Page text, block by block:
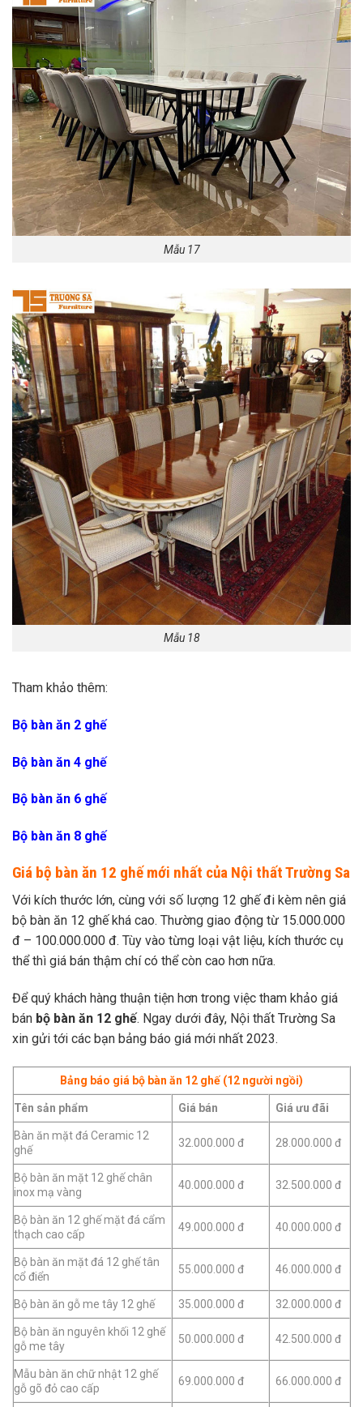
Mẫu 17
Mẫu 18
Tham khảo thêm:
Bộ bàn ăn 2 ghế
Bộ bàn ăn 4 ghế
Bộ bàn ăn 6 ghế
Bộ bàn ăn 8 ghế
Giá bộ bàn ăn 12 ghế mới nhất của Nội thất Trường Sa
Với kích thước lớn, cùng với số lượng 12 ghế đi kèm nên giá
bộ bàn ăn 12 ghế khá cao. Thường giao động từ 15.000.000
đ – 100.000.000 đ. Tùy vào từng loại vật liệu, kích thước cụ
thể thì giá bán thậm chí có thể còn cao hơn nữa.
Để quý khách hàng thuận tiện hơn trong việc tham khảo giá
bán bộ bàn ăn 12 ghế. Ngay dưới đây, Nội thất Trường Sa
xin gửi tới các bạn bảng báo giá mới nhất 2023.
Bảng báo giá bộ bàn ăn 12 ghế (12 người ngồi)
Tên sản phẩm Giá bán Giá ưu đãi
Bàn ăn mặt đá Ceramic 12
ghế
32.000.000 đ 28.000.000 đ
Bộ bàn ăn mặt 12 ghế chân
inox mạ vàng
40.000.000 đ 32.500.000 đ
Bộ bàn ăn 12 ghế mặt đá cẩm
thạch cao cấp
49.000.000 đ 40.000.000 đ
Bộ bàn ăn mặt đá 12 ghế tân
cổ điển
55.000.000 đ 46.000.000 đ
Bộ bàn ăn gỗ me tây 12 ghế 35.000.000 đ 32.000.000 đ
Bộ bàn ăn nguyên khối 12 ghế
gỗ me tây
50.000.000 đ 42.500.000 đ
Mẫu bàn ăn chữ nhật 12 ghế
gỗ gõ đỏ cao cấp
69.000.000 đ 66.000.000 đ